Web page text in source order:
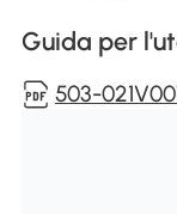
Guida per
503-